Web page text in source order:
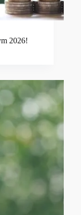
2026!